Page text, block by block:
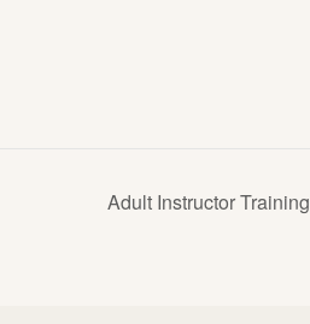
Adult Instructor Training